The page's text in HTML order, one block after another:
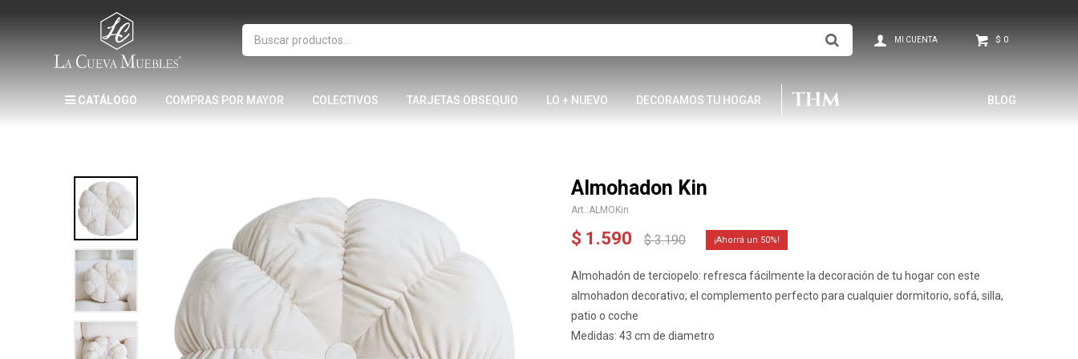
CATÁLOGO COMPRAS POR MAYOR COLECTIVOS TARJETAS OBSEQUIO LO + NUEVO DECORAMOS TU HOGAR BLOG
$ 0
Almohadon Kin
ALMOKin
$ 1.590 $ 3.190 50
Almohadón de terciopelo: refresca fácilmente la decoración de tu hogar con este
almohadon decorativo; el complemento perfecto para cualquier dormitorio, sofá, silla,
patio o coche
Medidas: 43 cm de diametro